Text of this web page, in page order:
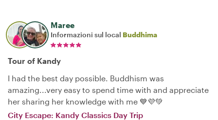
Maree
Informazioni sul local Buddhima
Tour of Kandy
I had the best day possible. Buddhism was
amazing...very easy to spend time with and appreciate
her sharing her knowledge with me 💙💜💚
City Escape: Kandy Classics Day Trip